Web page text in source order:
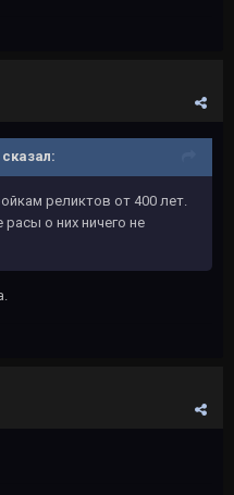
сказал:
реликтов от 400 лет.
расы о них ничего не